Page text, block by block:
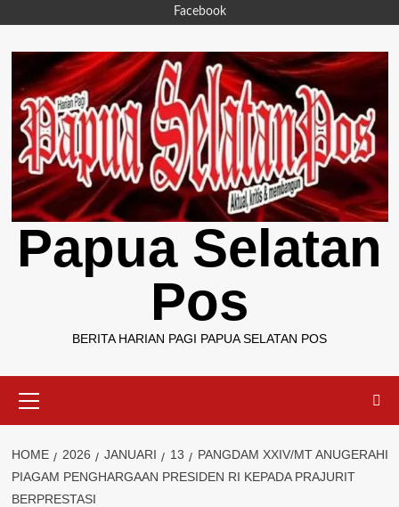
content
Facebook
Papua Selatan
Pos
BERITA HARIAN PAGI PAPUA SELATAN POS
Menu
HOME 2026 JANUARI 13
PANGDAM XXIV/MT ANUGERAHI
PIAGAM PENGHARGAAN PRESIDEN RI KEPADA PRAJURIT
BERPRESTASI